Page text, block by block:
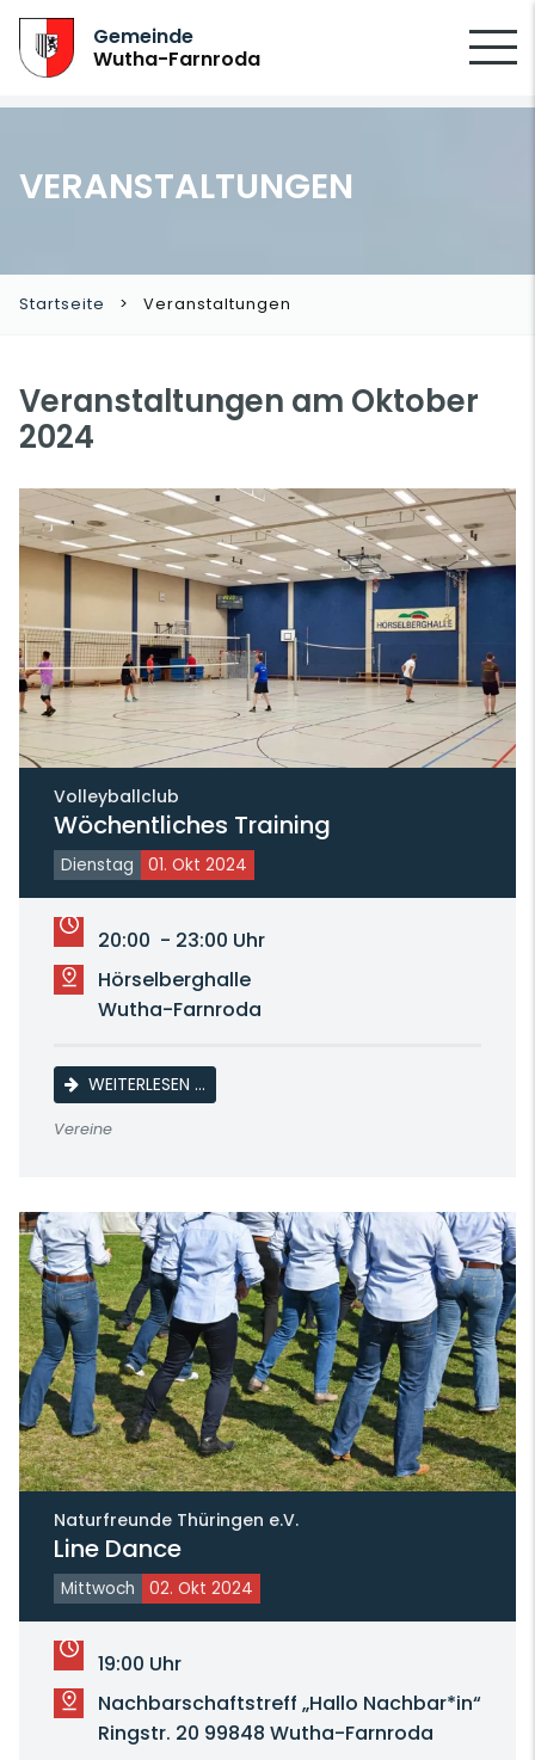
Gemeinde
Wutha-Farnroda
VERANSTALTUNGEN
Startseite Veranstaltungen
Veranstaltungen am Oktober
2024
Volleyballclub
Wöchentliches Training
Dienstag 01. Okt 2024
20:00 - 23:00 Uhr
Hörselberghalle
Wutha-Farnroda
WEITERLESEN …WÖCHENTLICHES TRAINING
Vereine
Naturfreunde Thüringen e.V.
Line Dance
Mittwoch 02. Okt 2024
19:00 Uhr
Nachbarschaftstreff „Hallo Nachbar*in“
Ringstr. 20 99848 Wutha-Farnroda